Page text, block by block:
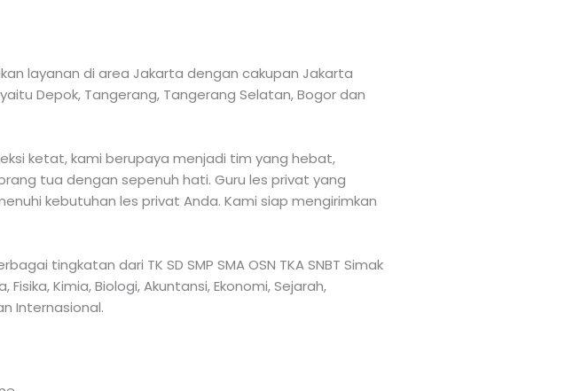
layanan di area Jakarta dengan cakupan Jakarta
Depok, Tangerang, Tangerang Selatan, Bogor dan
ketat, kami berupaya menjadi tim yang hebat,
tua dengan sepenuh hati. Guru les privat yang
kebutuhan les privat Anda. Kami siap mengirimkan
tingkatan dari TK SD SMP SMA OSN TKA SNBT Simak
Kimia, Biologi, Akuntansi, Ekonomi, Sejarah,
Internasional.